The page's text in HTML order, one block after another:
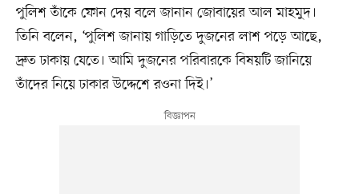
পুলিশ তাঁকে ফোন দেয় বলে জানান জোবায়ের আল মাহমুদ।
তিনি বলেন, ‘পুলিশ জানায় গাড়িতে দুজনের লাশ পড়ে আছে,
দ্রুত ঢাকায় যেতে। আমি দুজনের পরিবারকে বিষয়টি জানিয়ে
তাঁদের নিয়ে ঢাকার উদ্দেশে রওনা দিই।’